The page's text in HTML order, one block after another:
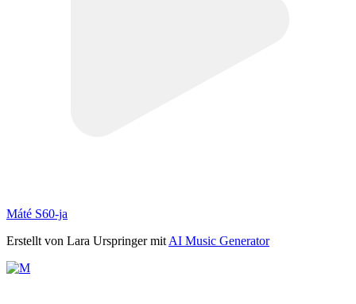
Máté S60-ja
Erstellt von Lara Urspringer mit AI Music Generator